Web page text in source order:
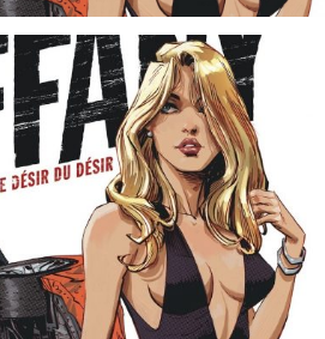
« Dr Wertham / L’homme qui étudia les tueurs en série » - Un Métier à Risque !
Assassin's Creed Black Flag Resynced
« Le Vent dand les Saules » - Une Belle Histoire !
« Damn Them All » - Un duo de Choc !
Yoshi and the mysterious book